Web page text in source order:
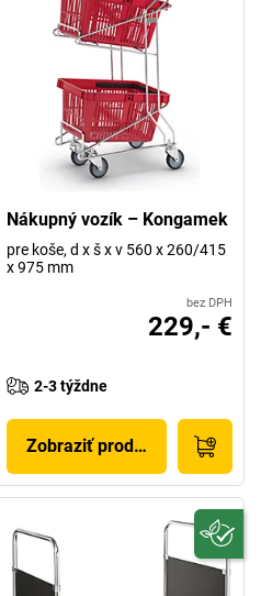
Nákupný vozík – Kongamek
pre koše, d x š x v 560 x 260/415
x 975 mm
bez DPH
229,- €
2-3 týždne
Zobraziť produkt